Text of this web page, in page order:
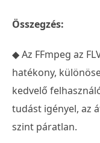
Összegzés:
◆ Az FFmpeg az
hatékony,
kedvelő
tudást igényel, az
szint páratlan.